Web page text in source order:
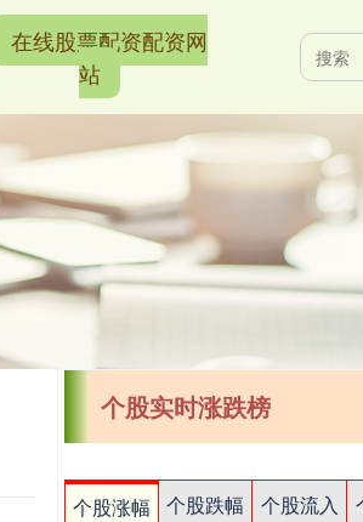
在线股票配资配资网
站
个股实时涨跌榜
个股涨幅 个股跌幅 个股流入